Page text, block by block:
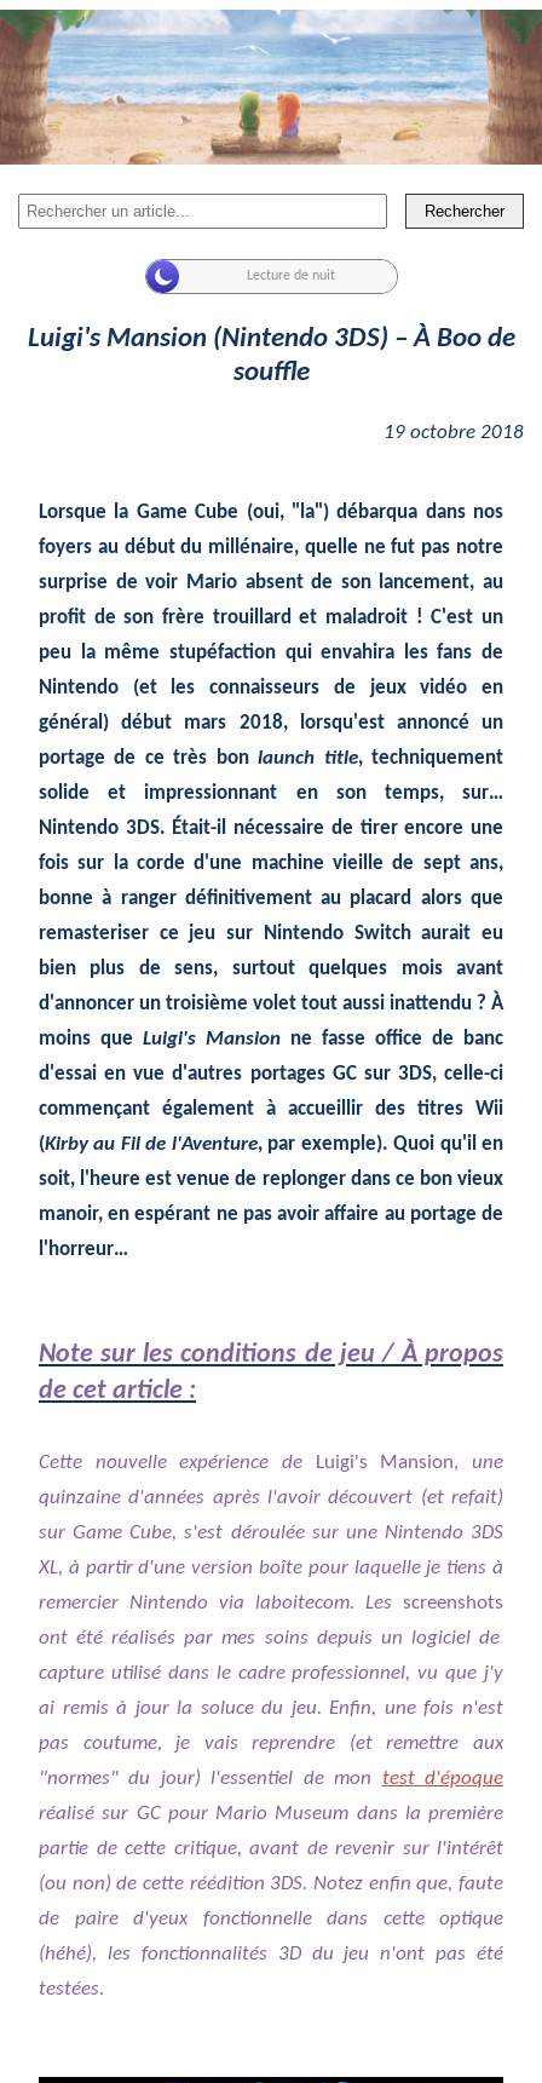
Rechercher
Luigi's Mansion (Nintendo 3DS) – À Boo de
souffle
19 octobre 2018
Lorsque la Game Cube (oui, "la") débarqua dans nos
foyers au début du millénaire, quelle ne fut pas notre
surprise de voir Mario absent de son lancement, au
profit de son frère trouillard et maladroit ! C'est un
peu la même stupéfaction qui envahira les fans de
Nintendo (et les connaisseurs de jeux vidéo en
général) début mars 2018, lorsqu'est annoncé un
portage de ce très bonlaunch title, techniquement
solide et impressionnant en son temps, sur…
Nintendo 3DS. Était-il nécessaire de tirer encore une
fois sur la corde d'une machine vieille de sept ans,
bonne à ranger définitivement au placard alors que
remasteriser ce jeu sur Nintendo Switch aurait eu
bien plus de sens, surtout quelques mois avant
d'annoncer un troisième volet tout aussi inattendu ? À
moins que Luigi's Mansion ne fasse office de banc
d'essai en vue d'autres portages GC sur 3DS, celle-ci
commençant également à accueillir des titres Wii
(Kirby au Fil de l'Aventure, par exemple). Quoi qu'il en
soit, l'heure est venue de replonger dans ce bon vieux
manoir, en espérant ne pas avoir affaire au portage de
l'horreur…
Note sur les conditions de jeu / À propos
de cet article :
Cette nouvelle expérience de Luigi's Mansion,une
quinzaine d'années après l'avoir découvert (et refait)
sur Game Cube, s'est déroulée sur une Nintendo 3DS
XL, à partir d'une version boîte pour laquelle je tiens à
remercier Nintendo via laboitecom. Les screenshots
ont été réalisés par mes soins depuis un logiciel de
capture utilisé dans le cadre professionnel, vu que j'y
ai remis à jour la soluce du jeu. Enfin, une fois n'est
pas coutume, je vais reprendre (et remettre aux
"normes" du jour) l'essentiel de mon test d'époque
réalisé sur GC pour Mario Museum dans la première
partie de cette critique, avant de revenir sur l'intérêt
(ou non) de cette réédition 3DS. Notez enfin que, faute
de paire d'yeux fonctionnelle dans cette optique
(héhé), les fonctionnalités 3D du jeu n'ont pas été
testées.